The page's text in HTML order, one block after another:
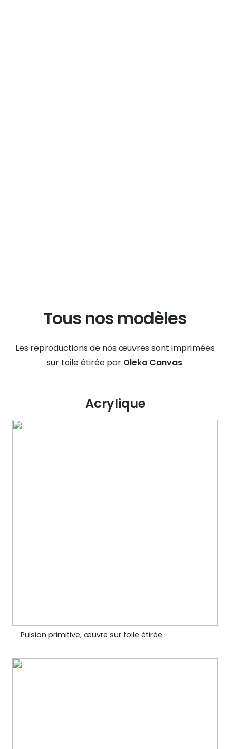
Tous nos modèles
Les reproductions de nos œuvres sont imprimées
sur toile étirée par Oleka Canvas.
Acrylique
Pulsion primitive, œuvre sur toile étirée